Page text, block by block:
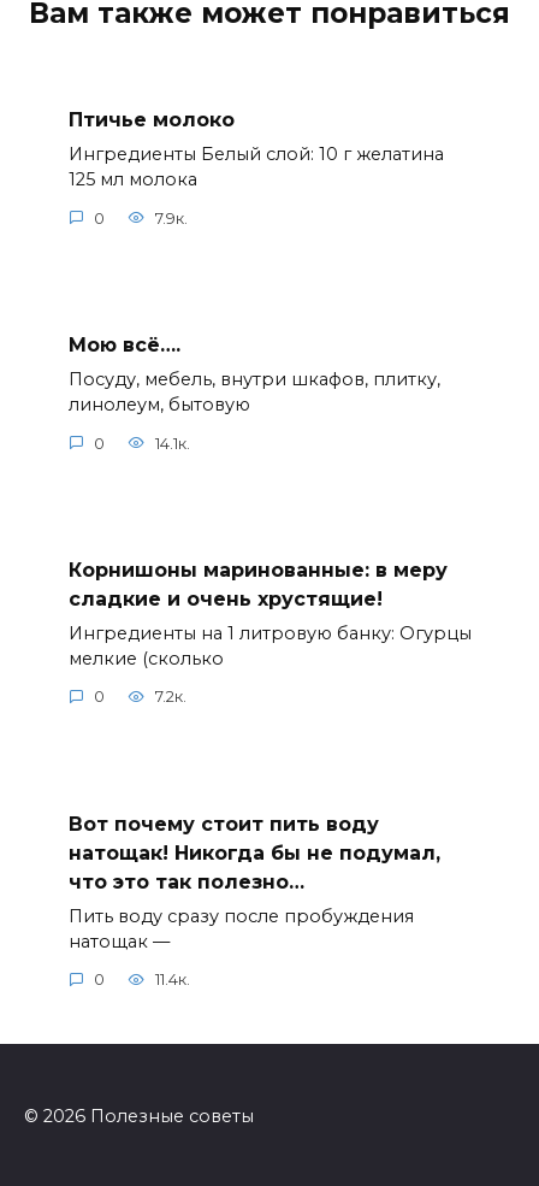
Вам также может понравиться
Птичье молоко
Ингредиенты Белый слой: 10 г желатина
125 мл молока
0 7.9к.
Мою всё….
Посуду, мебель, внутри шкафов, плитку,
линолеум, бытовую
0 14.1к.
Корнишоны маринованные: в меру
сладкие и очень хрустящие!
Ингредиенты на 1 литровую банку: Огурцы
мелкие (сколько
0 7.2к.
Вот почему стоит пить воду
натощак! Никогда бы не подумал,
что это так полезно…
Пить воду сразу после пробуждения
натощак —
0 11.4к.
© 2026 Полезные советы